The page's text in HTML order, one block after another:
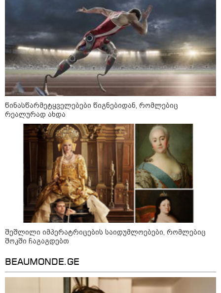
"არის პოლარიზაციის კიდევ უფრო
გაღრმავების საფრთხე და ...“
პირველად ვისთვის მეთქვა, ვის
უნდა ჩავექოლე“
"ძალიან მძიმეა ჩემთვის ის, რაც
ახლა გითხარით“
"ეს უზნეო გზა
წინასწარმეტყველებები წიგნებიდან, რომლებიც
რეალურად ახდა
შეშლილი იმპერატრიცების საიდუმლოებები, რომლებიც
შოკში ჩაგაგდებთ
BEAUMONDE.GE